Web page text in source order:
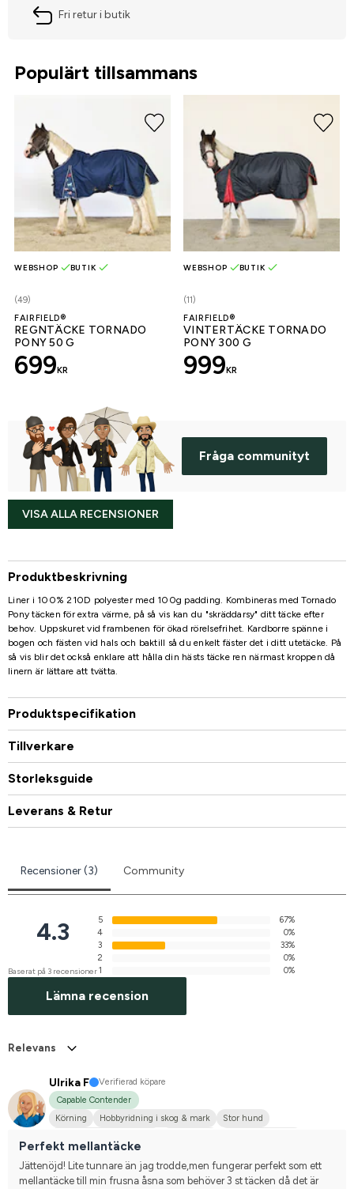
Fri retur i butik
Populärt tillsammans
(49)
WEBSHOP BUTIK
FAIRFIELD®
REGNTÄCKE TORNADO
PONY 50 G
699KR
(11)
WEBSHOP BUTIK
FAIRFIELD®
VINTERTÄCKE TORNADO
PONY 300 G
999KR
Fråga communityt
VISA ALLA RECENSIONER
Produktbeskrivning
Liner i 100% 210D polyester med 100g padding. Kombineras med Tornado
Pony täcken för extra värme, på så vis kan du "skräddarsy" ditt täcke efter
behov. Uppskuret vid frambenen för ökad rörelsefrihet. Kardborre spänne i
bogen och fästen vid hals och baktill så du enkelt fäster det i ditt utetäcke. På
så vis blir det också enklare att hålla din hästs täcke ren närmast kroppen då
linern är lättare att tvätta.
Produktspecifikation
Tillverkare
Storleksguide
Leverans & Retur
Recensioner (3) Community
4.3
Baserat på 3 recensioner
5
67%
4
0%
3
33%
2
0%
1
0%
Lämna recension
Relevans
Ulrika F
Verifierad köpare
Capable Contender
Körning
Hobbyridning i skog & mark
Stor hund
Perfekt mellantäcke
Jättenöjd! Lite tunnare än jag trodde,men fungerar perfekt som ett
mellantäcke till min frusna åsna som behöver 3 st täcken då det är